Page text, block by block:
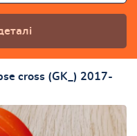
cross (GK_) 2017-